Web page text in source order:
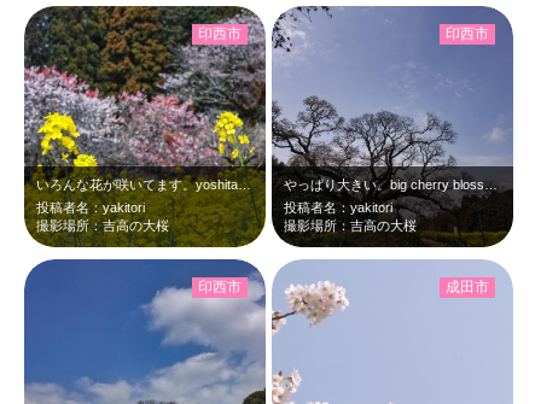
いろんな花が咲いてます。yoshitaka at 11:20 Mar,30 2…
投稿者名：yakitori
撮影場所：吉高の大桜
印西市
やっぱり大きい。big cherry blossams at 11:07 20…
投稿者名：yakitori
撮影場所：吉高の大桜
印西市
印西市 成田市